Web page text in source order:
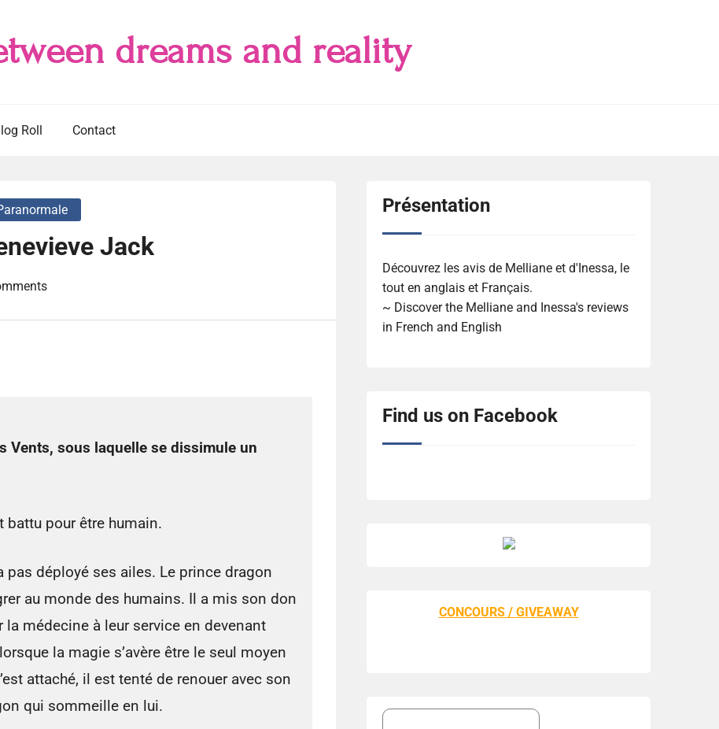
dreams and reality
Roll Contact
Jack
Vents, sous laquelle se dissimule un
battu pour être humain.
pas déployé ses ailes. Le prince dragon
au monde des humains. Il a mis son don
médecine à leur service en devenant
la magie s’avère être le seul moyen
attaché, il est tenté de renouer avec son
qui sommeille en lui.
Présentation
Découvrez les avis de Melliane et d'Inessa, le
tout en anglais et Français.
~ Discover the Melliane and Inessa's reviews
in French and English
Find us on Facebook
CONCOURS / GIVEAWAY